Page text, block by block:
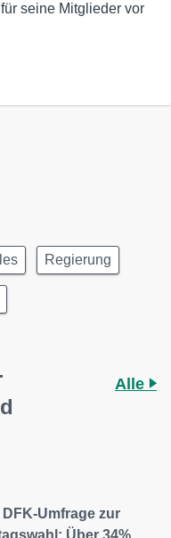
seine Mitglieder vor
Regierung
Alle
Umfrage zur